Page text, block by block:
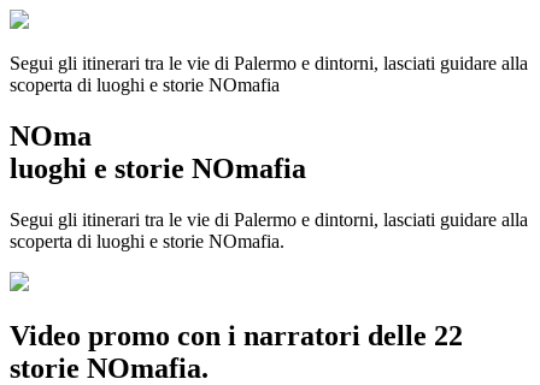
Segui gli itinerari tra le vie di Palermo e dintorni, lasciati guidare alla
scoperta di luoghi e storie NOmafia
NOma
luoghi e storie NOmafia
Segui gli itinerari tra le vie di Palermo e dintorni, lasciati guidare alla
scoperta di luoghi e storie NOmafia.
Video promo con i narratori delle 22
storie NOmafia.